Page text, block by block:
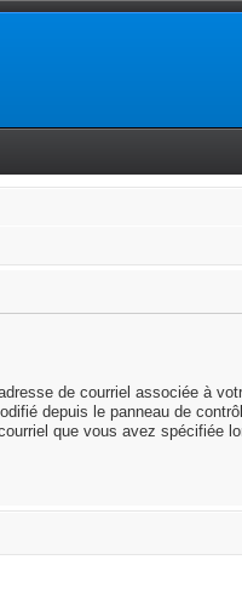
de courriel associée à
depuis le panneau de
que vous avez spécifiée